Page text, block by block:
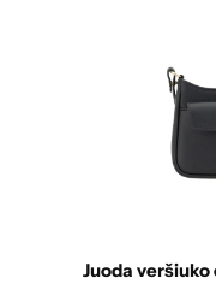
Juoda